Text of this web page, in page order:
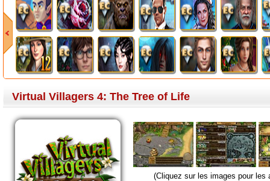
Virtual Villagers 4: The Tree of Life
(Cliquez sur les images pour les